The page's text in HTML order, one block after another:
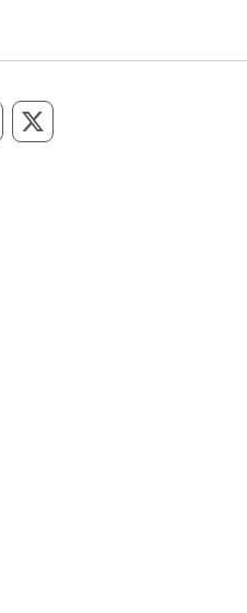
per Facebook
Compartir per X